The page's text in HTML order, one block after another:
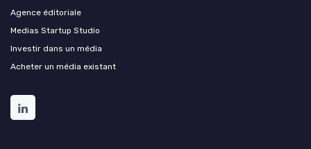
Agence éditoriale
Medias Startup Studio
Investir dans un média
Acheter un média existant